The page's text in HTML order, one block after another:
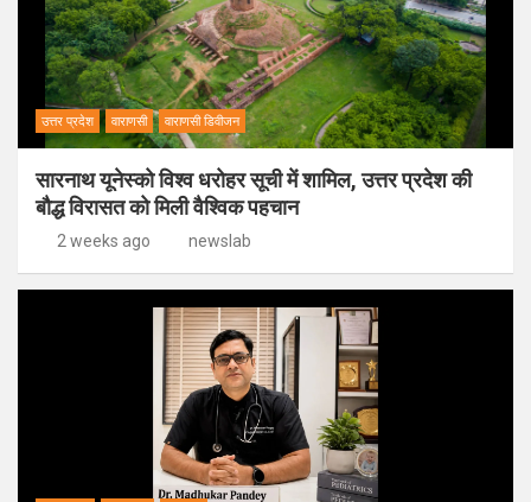
उत्तर प्रदेश वाराणसी वाराणसी डिवीजन
सारनाथ यूनेस्को विश्व धरोहर सूची में शामिल, उत्तर प्रदेश की
बौद्ध विरासत को मिली वैश्विक पहचान
2 weeks ago newslab